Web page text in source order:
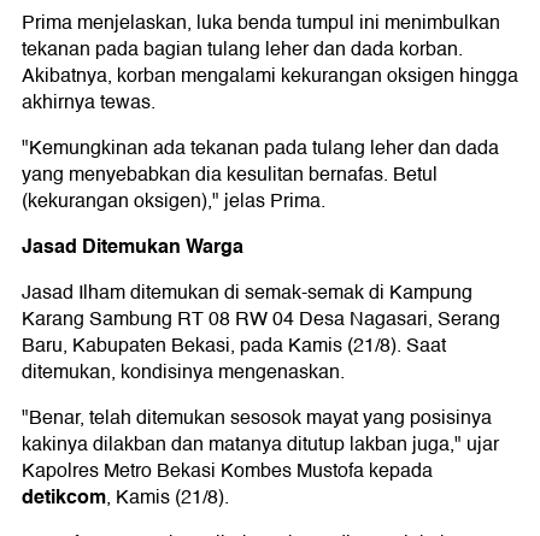
Prima menjelaskan, luka benda tumpul ini menimbulkan
tekanan pada bagian tulang leher dan dada korban.
Akibatnya, korban mengalami kekurangan oksigen hingga
akhirnya tewas.
"Kemungkinan ada tekanan pada tulang leher dan dada
yang menyebabkan dia kesulitan bernafas. Betul
(kekurangan oksigen)," jelas Prima.
Jasad Ditemukan Warga
Jasad Ilham ditemukan di semak-semak di Kampung
Karang Sambung RT 08 RW 04 Desa Nagasari, Serang
Baru, Kabupaten Bekasi, pada Kamis (21/8). Saat
ditemukan, kondisinya mengenaskan.
"Benar, telah ditemukan sesosok mayat yang posisinya
kakinya dilakban dan matanya ditutup lakban juga," ujar
Kapolres Metro Bekasi Kombes Mustofa kepada
detikcom, Kamis (21/8).